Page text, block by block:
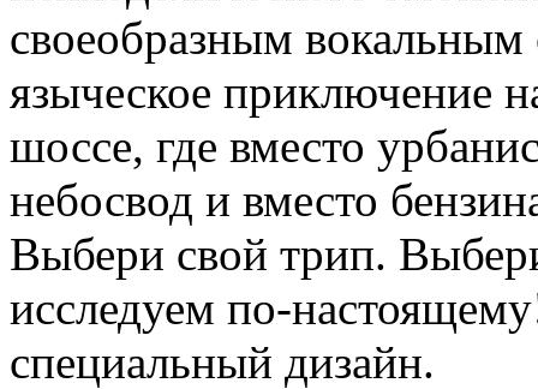
своеобразным
языческое приключение
шоссе, где вместо
небосвод и вместо
Выбери свой трип.
исследуем по-
специальный дизайн.